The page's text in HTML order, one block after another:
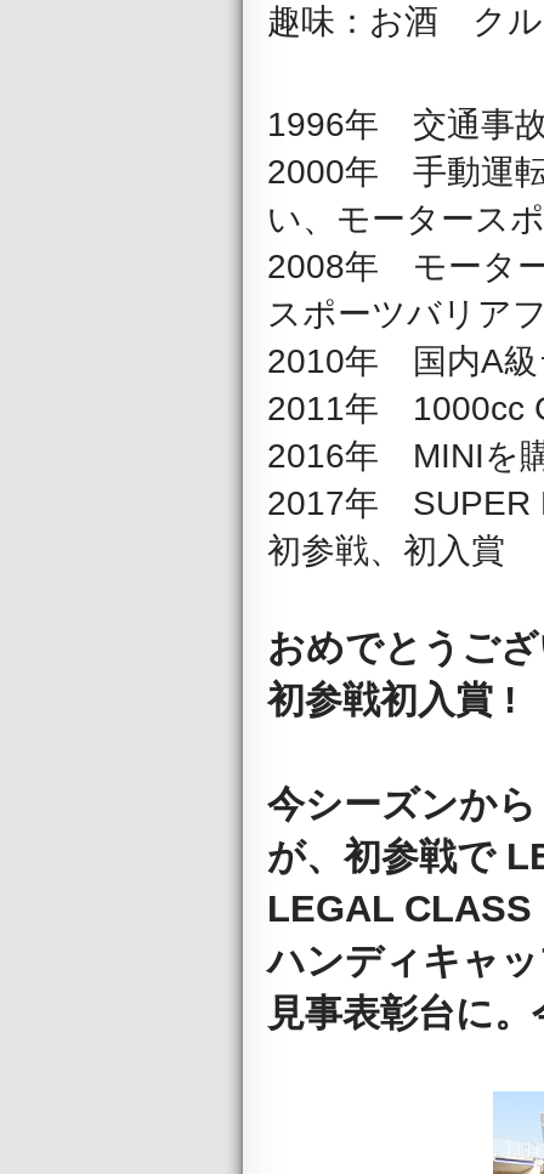
趣味：お酒 ク
1996年 交通事
2000年 手動運
い、 モータース
2008年 モータ
スポーツバリア
2010年 国内A級
2011年 1000cc
2016年 MINIを
2017年 SUPER
初参戦、初入賞
おめでとうご
初参戦初入賞 !
今シーズンか
が、初参戦で
LEGAL
ハンディキャ
見事表彰台に